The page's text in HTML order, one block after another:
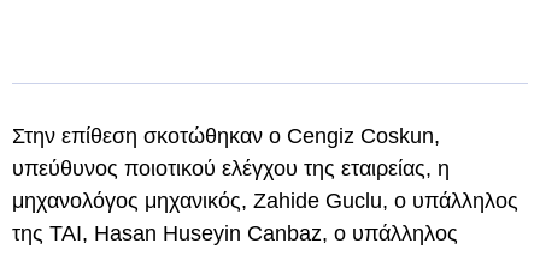
Στην επίθεση σκοτώθηκαν ο Cengiz Coskun,
υπεύθυνος ποιοτικού ελέγχου της εταιρείας, η
μηχανολόγος μηχανικός, Zahide Guclu, ο υπάλληλος
της TAI, Hasan Huseyin Canbaz, ο υπάλληλος